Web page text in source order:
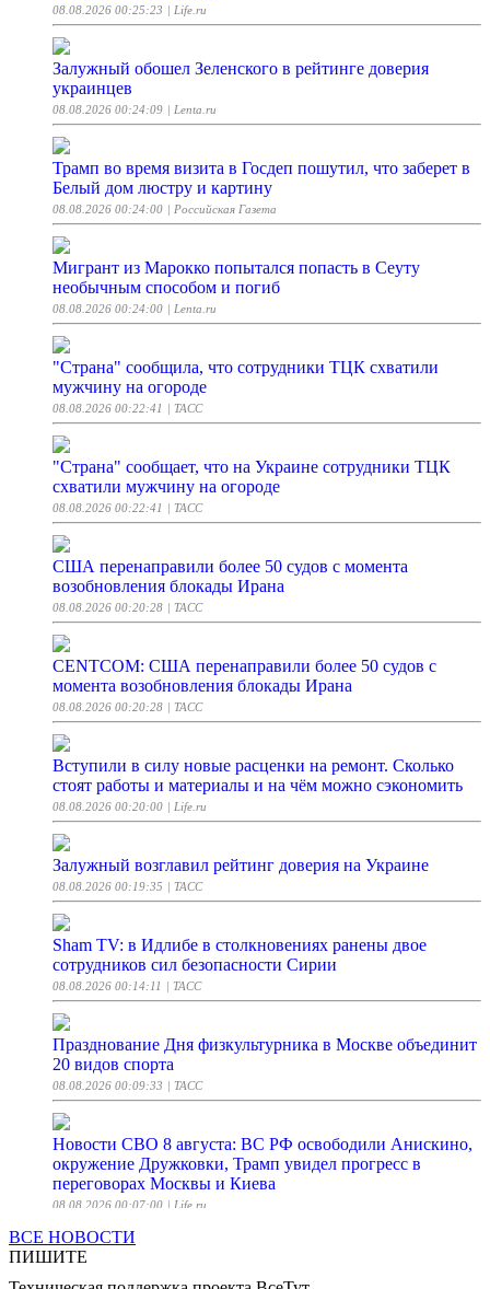
08.08.2026 00:25:23 | Life.ru
Залужный обошел Зеленского в рейтинге доверия
украинцев
08.08.2026 00:24:09 | Lenta.ru
Трамп во время визита в Госдеп пошутил, что заберет в
Белый дом люстру и картину
08.08.2026 00:24:00 | Российская Газета
Мигрант из Марокко попытался попасть в Сеуту
необычным способом и погиб
08.08.2026 00:24:00 | Lenta.ru
"Страна" сообщила, что сотрудники ТЦК схватили
мужчину на огороде
08.08.2026 00:22:41 | ТАСС
"Страна" сообщает, что на Украине сотрудники ТЦК
схватили мужчину на огороде
08.08.2026 00:22:41 | ТАСС
США перенаправили более 50 судов с момента
возобновления блокады Ирана
08.08.2026 00:20:28 | ТАСС
CENTCOM: США перенаправили более 50 судов с
момента возобновления блокады Ирана
08.08.2026 00:20:28 | ТАСС
Вступили в силу новые расценки на ремонт. Сколько
стоят работы и материалы и на чём можно сэкономить
08.08.2026 00:20:00 | Life.ru
Залужный возглавил рейтинг доверия на Украине
08.08.2026 00:19:35 | ТАСС
Sham TV: в Идлибе в столкновениях ранены двое
сотрудников сил безопасности Сирии
08.08.2026 00:14:11 | ТАСС
Празднование Дня физкультурника в Москве объединит
20 видов спорта
08.08.2026 00:09:33 | ТАСС
Новости СВО 8 августа: ВС РФ освободили Анискино,
окружение Дружковки, Трамп увидел прогресс в
переговорах Москвы и Киева
08.08.2026 00:07:00 | Life.ru
В Чехии мужчина с ножом ранил двух мужчин и
женщину
ВСЕ НОВОСТИ
ПИШИТЕ